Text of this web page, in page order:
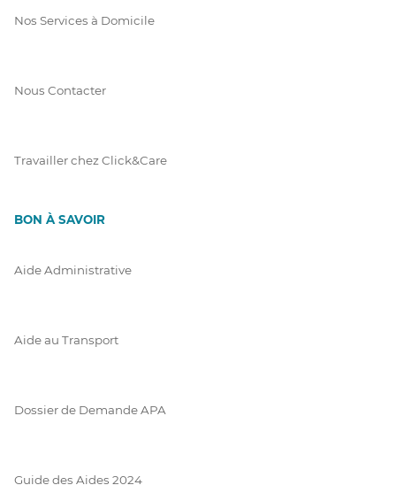
Nos Services à Domicile
Nous Contacter
Travailler chez Click&Care
BON À SAVOIR
Aide Administrative
Aide au Transport
Dossier de Demande APA
Guide des Aides 2024